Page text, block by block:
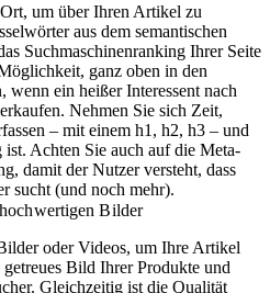
um über Ihren Artikel zu
aus dem semantischen
Suchmaschinenranking Ihrer Seite
ganz oben in den
wenn ein heißer Interessent nach
Nehmen Sie sich Zeit,
– mit einem h1, h2, h3 – und
ist. Achten Sie auch auf die Meta-
damit der Nutzer versteht, dass
sucht (und noch mehr).
Bilder
oder Videos, um Ihre Artikel
Bild Ihrer Produkte und
Gleichzeitig ist die Qualität